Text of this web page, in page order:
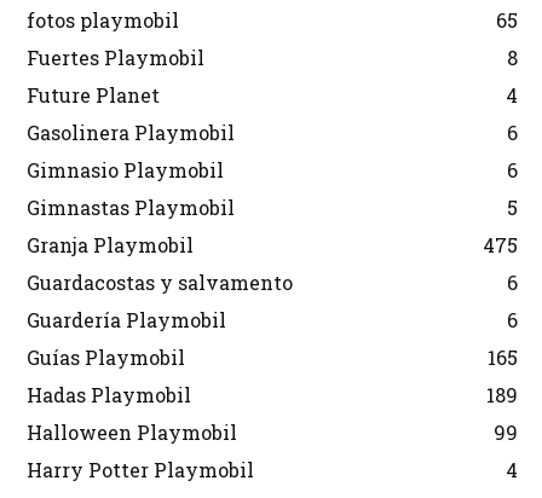
fotos playmobil
65
Fuertes Playmobil
8
Future Planet
4
Gasolinera Playmobil
6
Gimnasio Playmobil
6
Gimnastas Playmobil
5
Granja Playmobil
475
Guardacostas y salvamento
6
Guardería Playmobil
6
Guías Playmobil
165
Hadas Playmobil
189
Halloween Playmobil
99
Harry Potter Playmobil
4